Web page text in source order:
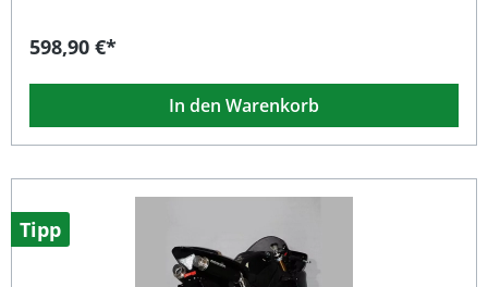
überzeugt durch eine sportliche Optik und hervorragende
im System, wodurch die Umweltverträglichkeit erhalten
bleibt. Mit einer Mantellänge von 290 mm, einer Höhe von
120 mm und einer Breite von 95 mm fügt sich der
Endschalldämpfer harmonisch in das Fahrzeugdesign
Edelstahl schwarz oder Titan – bietet der Bodis P-Tec II
Auspuff maximale Haltbarkeit und erstklassige
Verarbeitung. Neben dem ansprechenden Klangbild sorgt
er für einen spürbaren Zuwachs an Drehmoment und
Leistung. Der Endschalldämpfer wird mit E-Zeichen
geliefert und ist damit legal im Straßenverkehr einsetzbar.
598,90 €*
In den Warenkorb
Tipp